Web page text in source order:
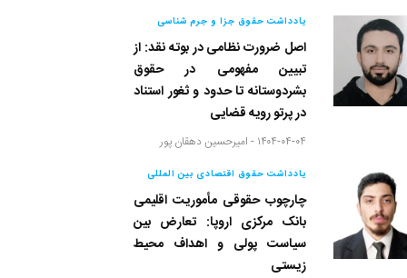
یادداشت حقوق جزا و جرم شناسی
اصل ضرورت نظامی در بوته نقد: از
تبیین مفهومی در حقوق
بشردوستانه تا حدود و ثغور استناد
در پرتو رویه قضایی
۱۴۰۴-۰۴-۰۴ - امیرحسین دهقان پور
یادداشت حقوق اقتصادی بین المللی
چارچوب حقوقی مأموریت اقلیمی
بانک مرکزی اروپا: تعارض بین
سیاست پولی و اهداف محیط
زیستی